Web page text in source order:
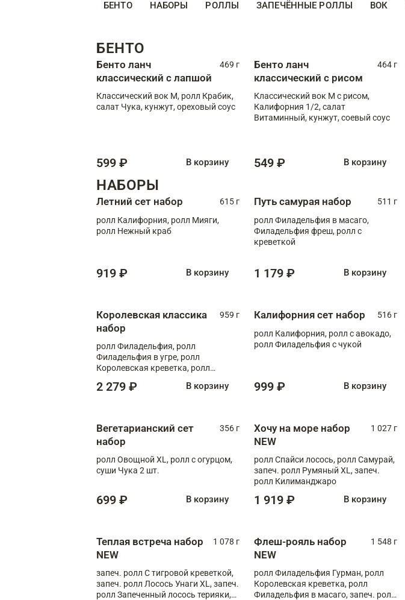
БЕНТО НАБОРЫ РОЛЛЫ ЗАПЕЧЁННЫЕ РОЛЛЫ ВОК
БЕНТО
Бенто ланч
классический с лапшой
469 г
Классический вок М, ролл Крабик,
салат Чука, кунжут, ореховый соус
599 ₽ В корзину
Бенто ланч
классический с рисом
464 г
Классический вок М с рисом,
Калифорния 1/2, салат
Витаминный, кунжут, соевый соус
549 ₽ В корзину
НАБОРЫ
Летний сет набор
615 г
ролл Калифорния, ролл Мияги,
ролл Нежный краб
919 ₽ В корзину
Путь самурая набор
511 г
ролл Филадельфия в масаго,
Филадельфия фреш, ролл с
креветкой
1 179 ₽ В корзину
Королевская классика
набор
959 г
ролл Филадельфия, ролл
Филадельфия в угре, ролл
Королевская креветка, ролл
2 279 ₽ В корзину
Калифорния сет набор
516 г
ролл Калифорния, ролл с авокадо,
ролл Филадельфия с чукой
999 ₽ В корзину
Вегетарианский сет
набор
356 г
ролл Овощной XL, ролл с огурцом,
суши Чука 2 шт.
699 ₽ В корзину
Хочу на море набор
NEW
1 027 г
ролл Спайси лосось, ролл Самурай,
запеч. ролл Румяный XL, запеч.
ролл Килиманджаро
1 919 ₽ В корзину
Теплая встреча набор
NEW
1 078 г
запеч. ролл С тигровой креветкой,
запеч. ролл Лосось Унаги XL, запеч.
ролл Запеченный лосось терияки,
Флеш-рояль набор
NEW
1 548 г
ролл Филадельфия Гурман, ролл
Королевская креветка, ролл
Филадельфия в масаго, запеч. ролл